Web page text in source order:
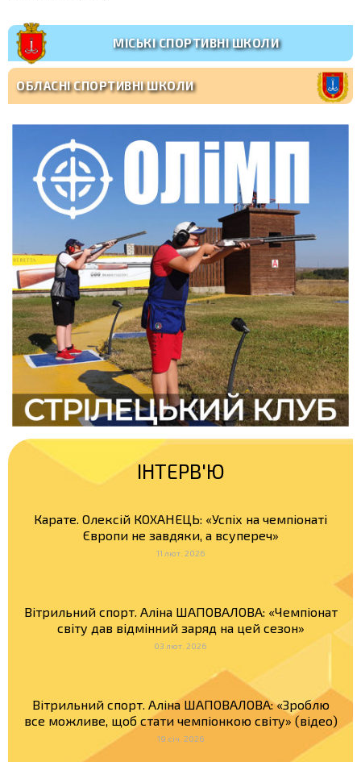
МІСЬКІ СПОРТИВНІ ШКОЛИ
ОБЛАСНІ СПОРТИВНІ ШКОЛИ
ІНТЕРВ'Ю
Карате. Олексій КОХАНЕЦЬ: «Успіх на чемпіонаті
Європи не завдяки, а всупереч»
11 лют. 2026
Вітрильний спорт. Аліна ШАПОВАЛОВА: «Чемпіонат
світу дав відмінний заряд на цей сезон»
03 лют. 2026
Вітрильний спорт. Аліна ШАПОВАЛОВА: «Зроблю
все можливе, щоб стати чемпіонкою світу» (відео)
19 січ. 2026